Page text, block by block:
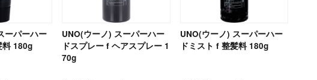
ーパーハー
料 180g
UNO(ウーノ) スーパーハー
ドスプレー f ヘアスプレー 1
70g
UNO(ウーノ) スーパーハー
ドミスト f 整髪料 180g